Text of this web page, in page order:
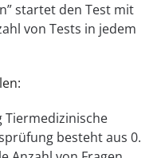
startet den Test mit
von Tests in jedem
Tiermedizinische
besteht aus 0.